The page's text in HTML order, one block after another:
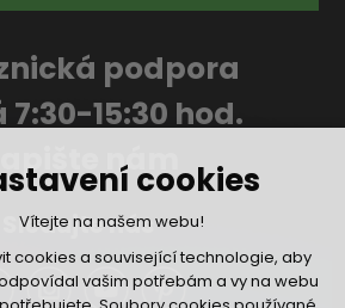
podpora
7:30-15:30 hod.
nám
Sledujte nás
cookies
Vítejte na našem webu!
cookies a související technologie, aby
vašim potřebám a vy na webu